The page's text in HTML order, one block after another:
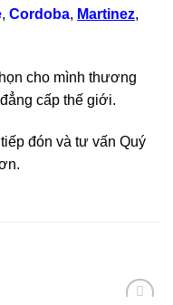
, Cordoba, Martinez,
cho mình thương
cấp thế giới.
đón và tư vấn Quý